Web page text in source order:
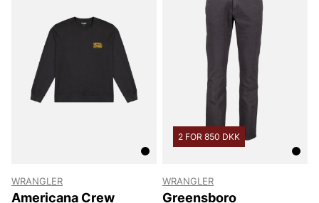
WRANGLER
Americana Crew
2 FOR 850 DKK
WRANGLER
Greensboro